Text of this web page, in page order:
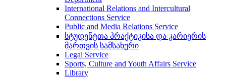
International Relations and Intercultural
Connections Service
Public and Media Relations Service
სტუდენტთა პრაქტიკისა და კარიერის
მართვის სამსახური
Legal Service
Sports, Culture and Youth Affairs Service
Library